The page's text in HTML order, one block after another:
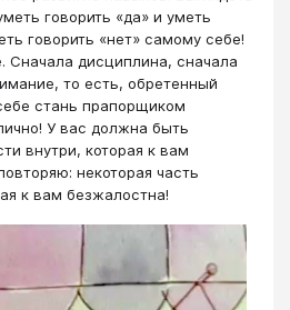
говорить «да» и уметь
говорить «нет» самому себе!
Сначала дисциплина, сначала
то есть, обретенный
стань прапорщиком
У вас должна быть
внутри, которая к вам
некоторая часть
к вам безжалостна!